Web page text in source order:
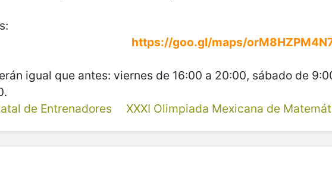
https://goo.gl/maps/
igual que antes: viernes de 16:00 a 20:00, sábado de
de Entrenadores
XXXI Olimpiada Mexicana de